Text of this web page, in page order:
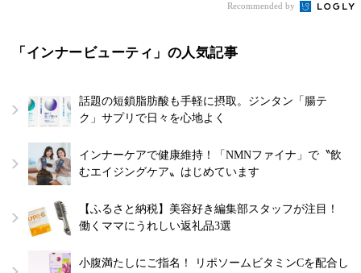
Recommended by
「インナービューティ」の人気記事
話題の短鎖脂肪酸も手軽に摂取。ジンタン「腸テ
ク」サプリで日々を心地よく
インナーケアで健康維持！「NMNファイナ」で〝飲
むエイジングケア〟はじめています
【ふるさと納税】美容好き編集部スタッフが注目！
働くママにうれしい返礼品3選
小腹満たしにご指名！ リポソームビタミンCを配合し